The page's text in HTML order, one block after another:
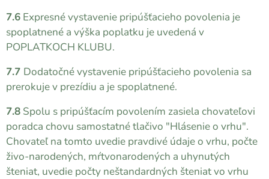
7.6 Expresné vystavenie pripúšťacieho povolenia je
spoplatnené a výška poplatku je uvedená v
POPLATKOCH KLUBU.
7.7 Dodatočné vystavenie pripúšťacieho povolenia sa
prerokuje v prezídiu a je spoplatnené.
7.8 Spolu s pripúšťacím povolením zasiela chovateľovi
poradca chovu samostatné tlačivo "Hlásenie o vrhu".
Chovateľ na tomto uvedie pravdivé údaje o vrhu, počte
živo-narodených, mŕtvonarodených a uhynutých
šteniat, uvedie počty neštandardných šteniat vo vrhu